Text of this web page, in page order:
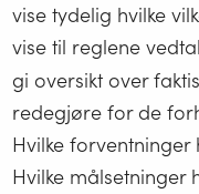
vise tydelig hvilke
vise til reglene
gi oversikt over
redegjøre for de
Hvilke forventninger
Hvilke målsetninger